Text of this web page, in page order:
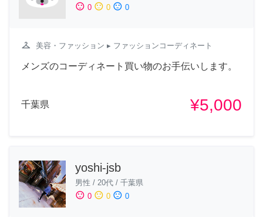
sentiment_satisfied 0 sentiment_neutral 0 sentiment_dissatisfied 0
checkroom 美容・ファッション ▸ ファッションコーディネート
メンズのコーディネート買い物のお手伝いします。
千葉県 ¥5,000
yoshi-jsb
男性 / 20代 / 千葉県
sentiment_satisfied 0 sentiment_neutral 0 sentiment_dissatisfied 0